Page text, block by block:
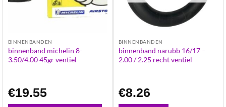
BINNENBANDEN
binnenband michelin 8-
3.50/4.00 45gr ventiel
€19.55
BINNENBANDEN
binnenband narubb 16/17 –
2.00 / 2.25 recht ventiel
€8.26